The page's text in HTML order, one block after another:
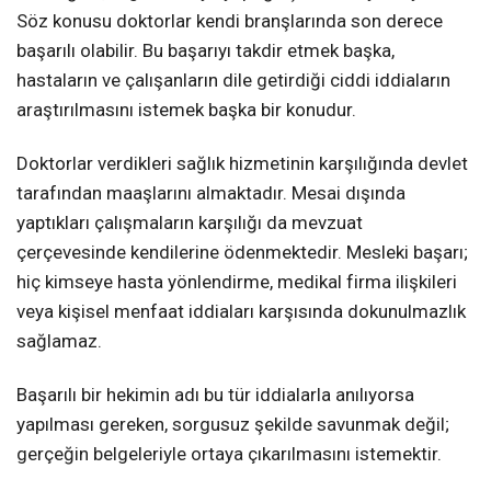
Söz konusu doktorlar kendi branşlarında son derece
başarılı olabilir. Bu başarıyı takdir etmek başka,
hastaların ve çalışanların dile getirdiği ciddi iddiaların
araştırılmasını istemek başka bir konudur.
Doktorlar verdikleri sağlık hizmetinin karşılığında devlet
tarafından maaşlarını almaktadır. Mesai dışında
yaptıkları çalışmaların karşılığı da mevzuat
çerçevesinde kendilerine ödenmektedir. Mesleki başarı;
hiç kimseye hasta yönlendirme, medikal firma ilişkileri
veya kişisel menfaat iddiaları karşısında dokunulmazlık
sağlamaz.
Başarılı bir hekimin adı bu tür iddialarla anılıyorsa
yapılması gereken, sorgusuz şekilde savunmak değil;
gerçeğin belgeleriyle ortaya çıkarılmasını istemektir.